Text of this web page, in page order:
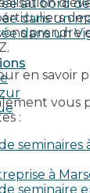
au bord de
dans un
dans un
prendre
en savoir
vous
:
seminaires
à
seminaire